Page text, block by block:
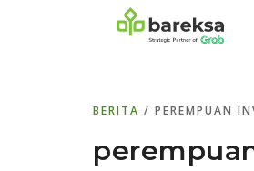
Transaksi
Menyediakan
Informasi terkini
Kenali rekam
BERITA / PEREMPUAN